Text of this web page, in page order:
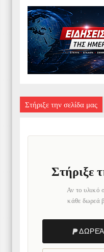
Στήριξε την σελίδα μας
Στήριξε
Αν το υλικό
κάθε δωρεά